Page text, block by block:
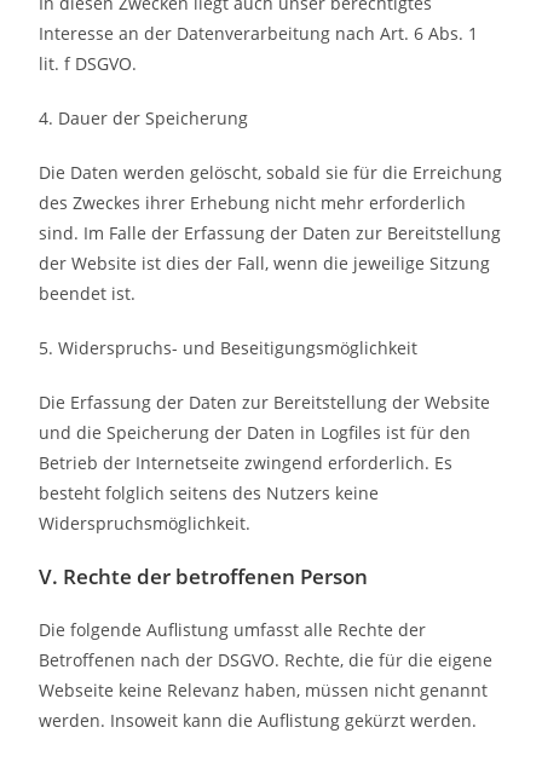
Interesse an der Datenverarbeitung nach Art. 6 Abs. 1
lit. f DSGVO.
4. Dauer der Speicherung
Die Daten werden gelöscht, sobald sie für die Erreichung
des Zweckes ihrer Erhebung nicht mehr erforderlich
sind. Im Falle der Erfassung der Daten zur Bereitstellung
der Website ist dies der Fall, wenn die jeweilige Sitzung
beendet ist.
5. Widerspruchs- und Beseitigungsmöglichkeit
Die Erfassung der Daten zur Bereitstellung der Website
und die Speicherung der Daten in Logfiles ist für den
Betrieb der Internetseite zwingend erforderlich. Es
besteht folglich seitens des Nutzers keine
Widerspruchsmöglichkeit.
V. Rechte der betroffenen Person
Die folgende Auflistung umfasst alle Rechte der
Betroffenen nach der DSGVO. Rechte, die für die eigene
Webseite keine Relevanz haben, müssen nicht genannt
werden. Insoweit kann die Auflistung gekürzt werden.